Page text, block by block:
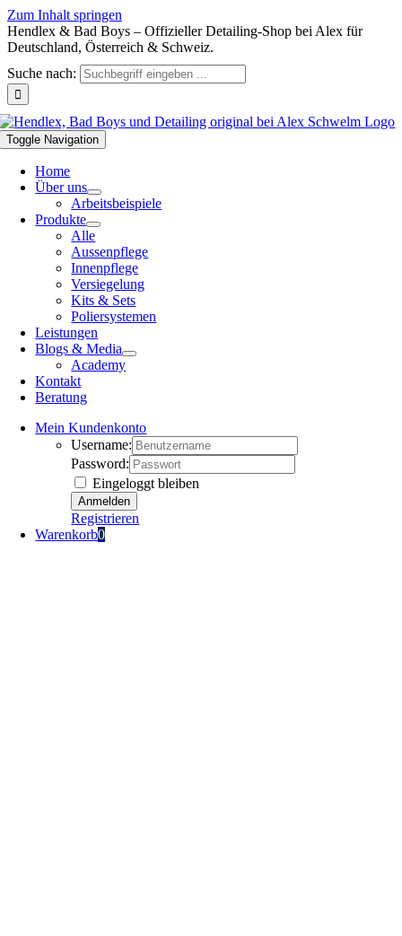
Zum Inhalt springen
Hendlex & Bad Boys – Offizieller Detailing-Shop bei Alex für
Deutschland, Österreich & Schweiz.
Suche nach:
Toggle Navigation
Home
Über uns
Arbeitsbeispiele
Produkte
Alle
Aussenpflege
Innenpflege
Versiegelung
Kits & Sets
Poliersystemen
Leistungen
Blogs & Media
Academy
Kontakt
Beratung
Mein Kundenkonto
Username:
Password:
Eingeloggt bleiben
Registrieren
Warenkorb0